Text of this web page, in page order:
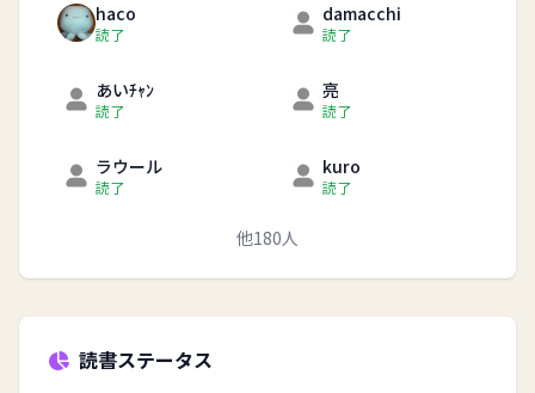
haco
読了
damacchi
読了
あいﾁｬﾝ
読了
亮
読了
ラウール
読了
kuro
読了
他180人
読書ステータス